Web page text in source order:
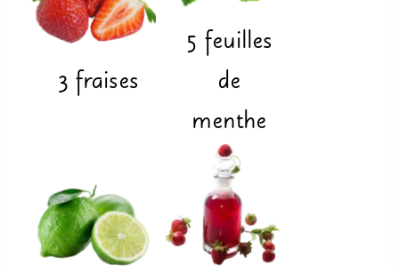
3 fraises
5 feuilles
de
menthe